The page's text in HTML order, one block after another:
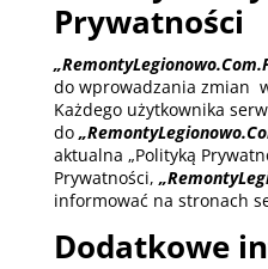
Prywatności
do wprowadzania zmian
Każdego użytkownika
do
aktualna „Polityką
Prywatności,
informować na stronach
Dodatkowe